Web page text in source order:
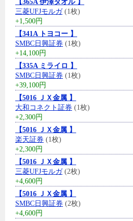
【365A 伊澤タオル 】
三菱UFJモルガ(1枚)
+1,500円
【341A トヨコー 】
SMBC日興証券 (1枚)
+14,100円
【335A ミライロ 】
SMBC日興証券 (1枚)
+39,100円
【5016 ＪＸ金属 】
大和コネクト証券 (1枚)
+2,300円
【5016 ＪＸ金属 】
楽天証券 (1枚)
+2,300円
【5016 ＪＸ金属 】
三菱UFJモルガ(2枚)
+4,600円
【5016 ＪＸ金属 】
SMBC日興証券 (2枚)
+4,600円